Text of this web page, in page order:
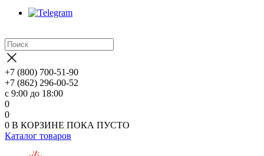
+7 (800) 700-51-90
+7 (862) 296-00-52
с 9:00 до 18:00
0
0
0 В КОРЗИНЕ ПОКА ПУСТО
Каталог товаров